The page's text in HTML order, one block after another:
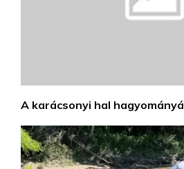
A karácsonyi hal